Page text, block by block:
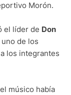
Morón.
el líder de Don
uno de los
los integrantes
músico había